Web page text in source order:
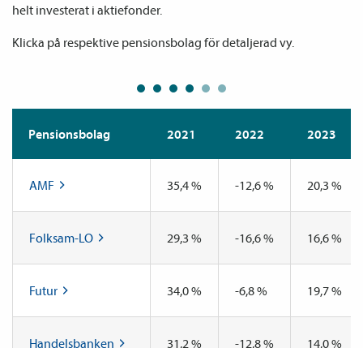
helt investerat i aktiefonder.
Klicka på respektive pensionsbolag för detaljerad vy.
Pensions­bolag 2021 2022 2023
AMF 35,4 % -12,6 % 20,3 %
Folksam-LO 29,3 % -16,6 % 16,6 %
Futur 34,0 % -6,8 % 19,7 %
Handelsbanken 31,2 % -12,8 % 14,0 %